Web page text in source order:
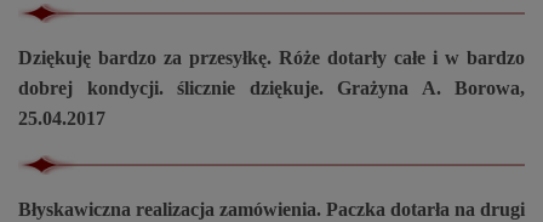
Dziękuję bardzo za przesyłkę. Róże dotarły całe i w bardzo
dobrej kondycji. ślicznie dziękuje. Grażyna A. Borowa,
25.04.2017
Błyskawiczna realizacja zamówienia. Paczka dotarła na drugi